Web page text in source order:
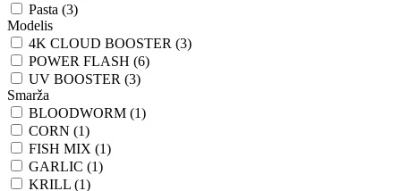
Pasta (3)
Modelis
4K CLOUD BOOSTER (3)
POWER FLASH (6)
UV BOOSTER (3)
Smarža
BLOODWORM (1)
CORN (1)
FISH MIX (1)
GARLIC (1)
KRILL (1)